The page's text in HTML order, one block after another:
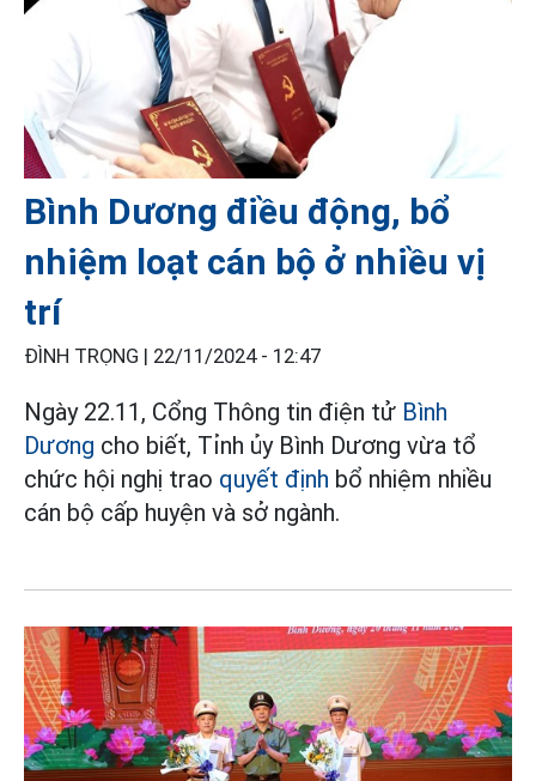
Bình Dương điều động, bổ
nhiệm loạt cán bộ ở nhiều vị
trí
ĐÌNH TRỌNG | 22/11/2024 - 12:47
Ngày 22.11, Cổng Thông tin điện tử Bình
Dương cho biết, Tỉnh ủy Bình Dương vừa tổ
chức hội nghị trao quyết định bổ nhiệm nhiều
cán bộ cấp huyện và sở ngành.